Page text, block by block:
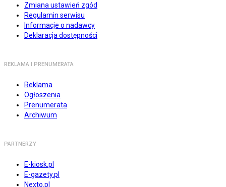
Zmiana ustawień zgód
Regulamin serwisu
Informacje o nadawcy
Deklaracja dostępności
REKLAMA I PRENUMERATA
Reklama
Ogłoszenia
Prenumerata
Archiwum
PARTNERZY
E-kiosk.pl
E-gazety.pl
Nexto.pl